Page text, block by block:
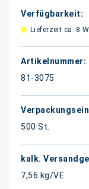
Lieferzeit ca. 8
81-3075
500 St.
7,56 kg/VE